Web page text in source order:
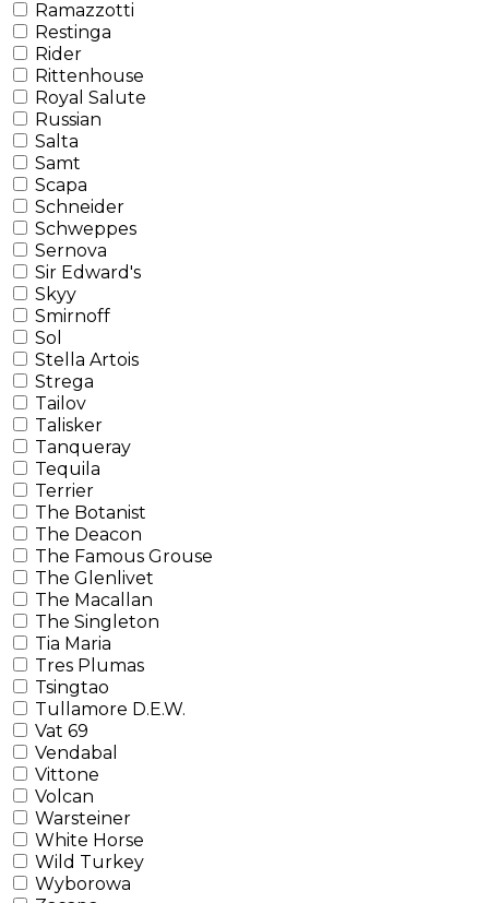
Ramazzotti
Restinga
Rider
Rittenhouse
Royal Salute
Russian
Salta
Samt
Scapa
Schneider
Schweppes
Sernova
Sir Edward's
Skyy
Smirnoff
Sol
Stella Artois
Strega
Tailov
Talisker
Tanqueray
Tequila
Terrier
The Botanist
The Deacon
The Famous Grouse
The Glenlivet
The Macallan
The Singleton
Tia Maria
Tres Plumas
Tsingtao
Tullamore D.E.W.
Vat 69
Vendabal
Vittone
Volcan
Warsteiner
White Horse
Wild Turkey
Wyborowa